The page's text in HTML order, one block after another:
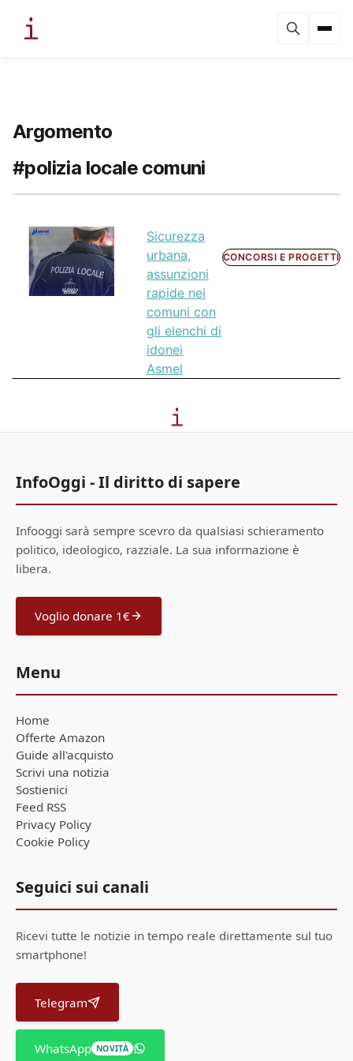
Argomento
#polizia locale comuni
Sicurezza
urbana,
assunzioni
rapide nei
comuni con
gli elenchi di
idonei
Asmel
CONCORSI E PROGETTI
InfoOggi - Il diritto di sapere
Infooggi sarà sempre scevro da qualsiasi schieramento
politico, ideologico, razziale. La sua informazione è
libera.
Voglio donare 1€
Menu
Home
Offerte Amazon
Guide all'acquisto
Scrivi una notizia
Sostienici
Feed RSS
Privacy Policy
Cookie Policy
Seguici sui canali
Ricevi tutte le notizie in tempo reale direttamente sul tuo
smartphone!
Telegram
WhatsApp NOVITÀ